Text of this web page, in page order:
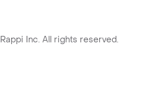
Rappi Inc. All rights reserved.